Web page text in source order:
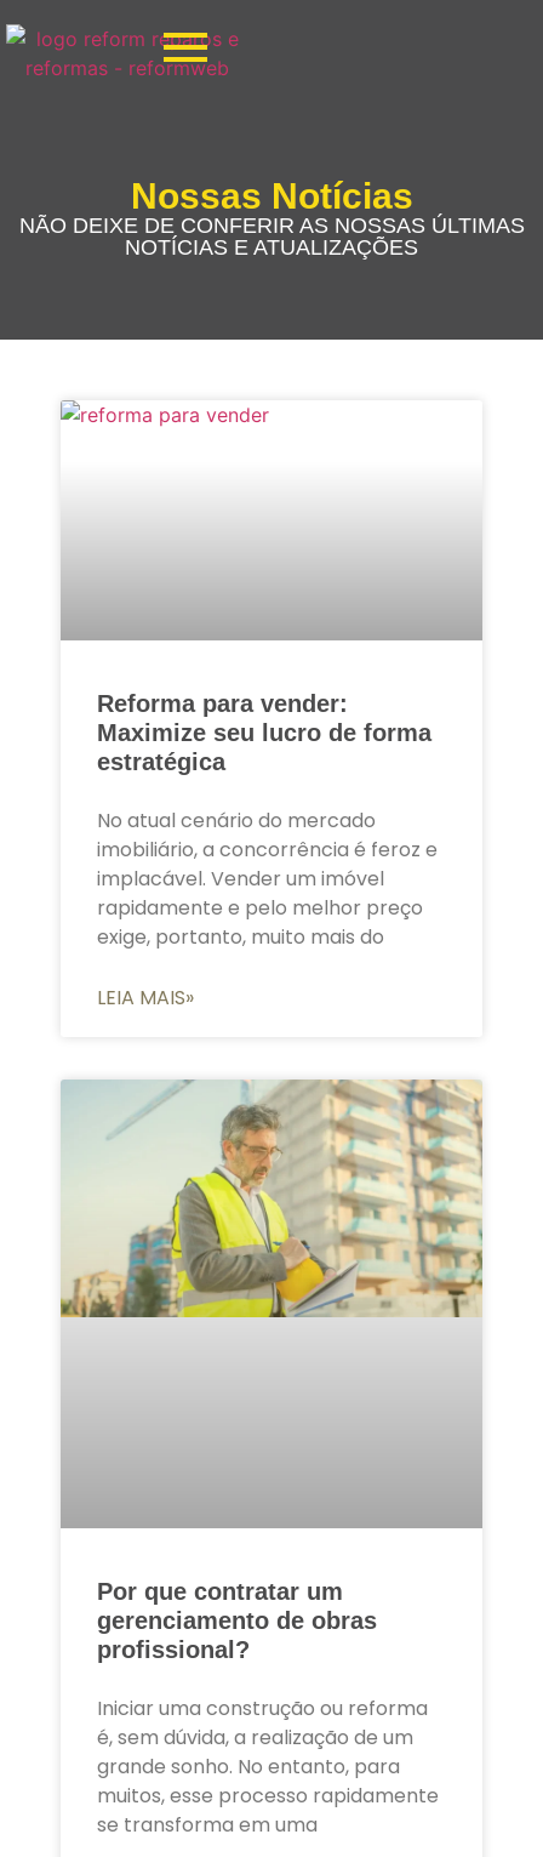
Nossas Notícias
NÃO DEIXE DE CONFERIR AS NOSSAS ÚLTIMAS
NOTÍCIAS E ATUALIZAÇÕES
Reforma para vender:
Maximize seu lucro de forma
estratégica
No atual cenário do mercado
imobiliário, a concorrência é feroz e
implacável. Vender um imóvel
rapidamente e pelo melhor preço
exige, portanto, muito mais do
LEIA MAIS»
Por que contratar um
gerenciamento de obras
profissional?
Iniciar uma construção ou reforma
é, sem dúvida, a realização de um
grande sonho. No entanto, para
muitos, esse processo rapidamente
se transforma em uma